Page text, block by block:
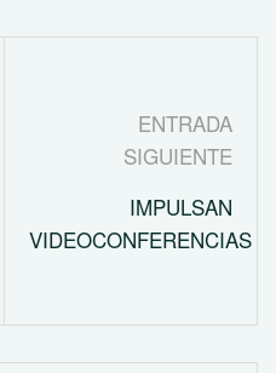
ENTRADA
SIGUIENTE
IMPULSAN
VIDEOCONFERENCIAS